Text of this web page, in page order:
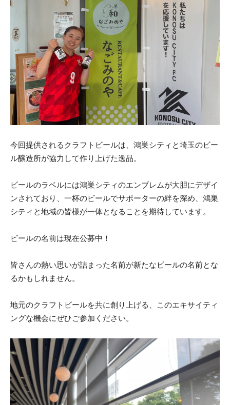
今回提供されるクラフトビールは、鴻巣シティと埼玉のビー
ル醸造所が協力して作り上げた逸品。
ビールのラベルには鴻巣シティのエンブレムが大胆にデザイ
ンされており、一杯のビールでサポーターの絆を深め、鴻巣
シティと地域の皆様が一体となることを期待しています。
ビールの名前は現在公募中！
皆さんの熱い思いが詰まった名前が新たなビールの名前とな
るかもしれません。
地元のクラフトビールを共に創り上げる、このエキサイティ
ングな機会にぜひご参加ください。